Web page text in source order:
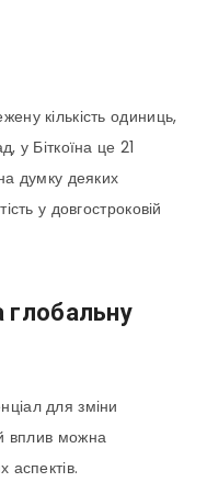
кількість одиниць,
у Біткоїна це 21
думку деяких
у довгостроковій
глобальну
для зміни
вплив можна
аспектів.